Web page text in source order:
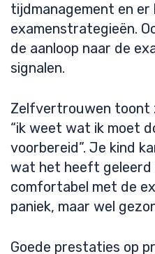
tijdmanagement en er
examenstrategieën.
de aanloop naar de
signalen.
Zelfvertrouwen toont
“ik weet wat ik moet
voorbereid”. Je kind
wat het heeft geleerd
comfortabel met de
paniek, maar wel
Goede prestaties op